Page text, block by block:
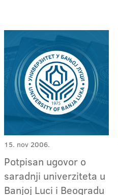
15. nov 2006.
Potpisan ugovor o
saradnji univerziteta u
Banjoj Luci i Beogradu